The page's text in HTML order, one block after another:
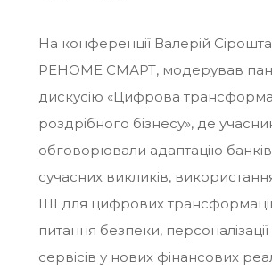
На конференції Валерій
РЕНОМЕ СМАРТ, модерував
дискусію «Цифрова
роздрібного бізнесу», де
обговорювали адаптацію
сучасних викликів, використання
ШІ для цифрових
питання безпеки, персоналізації
сервісів у нових фінансових